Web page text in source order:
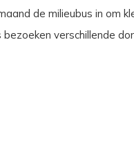
de milieubus in om
verschillende